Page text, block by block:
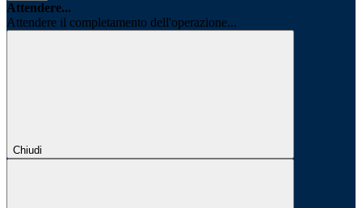
Attendere...
Attendere il completamento dell'operazione...
Chiudi